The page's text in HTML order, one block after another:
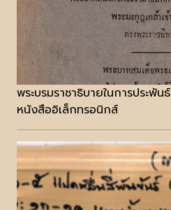
พระบรมราชาธิบายในการประพันธ์
หนังสืออิเล็กทรอนิกส์